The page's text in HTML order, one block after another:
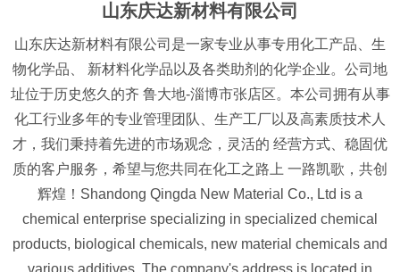
山东庆达新材料有限公司
山东庆达新材料有限公司是一家专业从事专用化工产品、生
物化学品、 新材料化学品以及各类助剂的化学企业。公司地
址位于历史悠久的齐 鲁大地-淄博市张店区。本公司拥有从事
化工行业多年的专业管理团队、生产工厂以及高素质技术人
才，我们秉持着先进的市场观念，灵活的 经营方式、稳固优
质的客户服务，希望与您共同在化工之路上 一路凯歌，共创
辉煌！Shandong Qingda New Material Co., Ltd is a
chemical enterprise specializing in specialized chemical
products, biological chemicals, new material chemicals and